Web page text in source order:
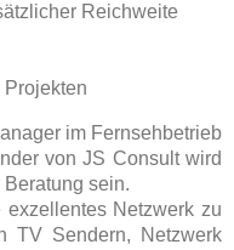
Reichweite
im Fernsehbetrieb
von JS Consult wird
sein.
Netzwerk zu
TV Sendern, Netzwerk